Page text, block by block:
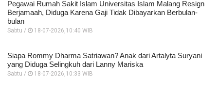
Pegawai Rumah Sakit Islam Universitas Islam Malang Resign
Berjamaah, Diduga Karena Gaji Tidak Dibayarkan Berbulan-
bulan
Sabtu / 18-07-2026,10:40 WIB
Siapa Rommy Dharma Satriawan? Anak dari Artalyta Suryani
yang Diduga Selingkuh dari Lanny Mariska
Sabtu / 18-07-2026,10:33 WIB